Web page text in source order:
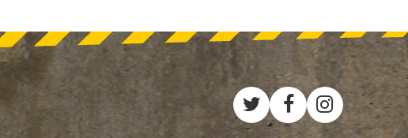
TwitterFacebook